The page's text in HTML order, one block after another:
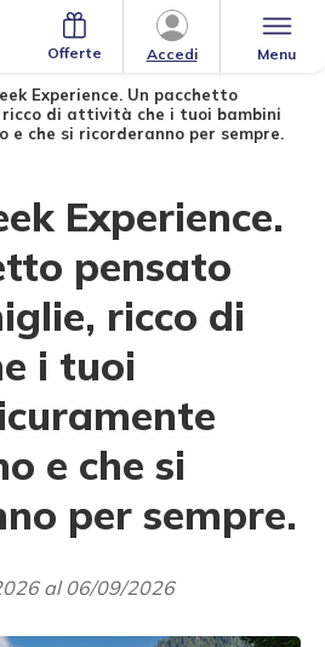
Menu
Accedi
Offerte
Experience. Un pacchetto
ricco di attività che i tuoi bambini
e che si ricorderanno per sempre.
Experience.
pensato
ricco di
i tuoi
e che si
per sempre.
al 06/09/2026